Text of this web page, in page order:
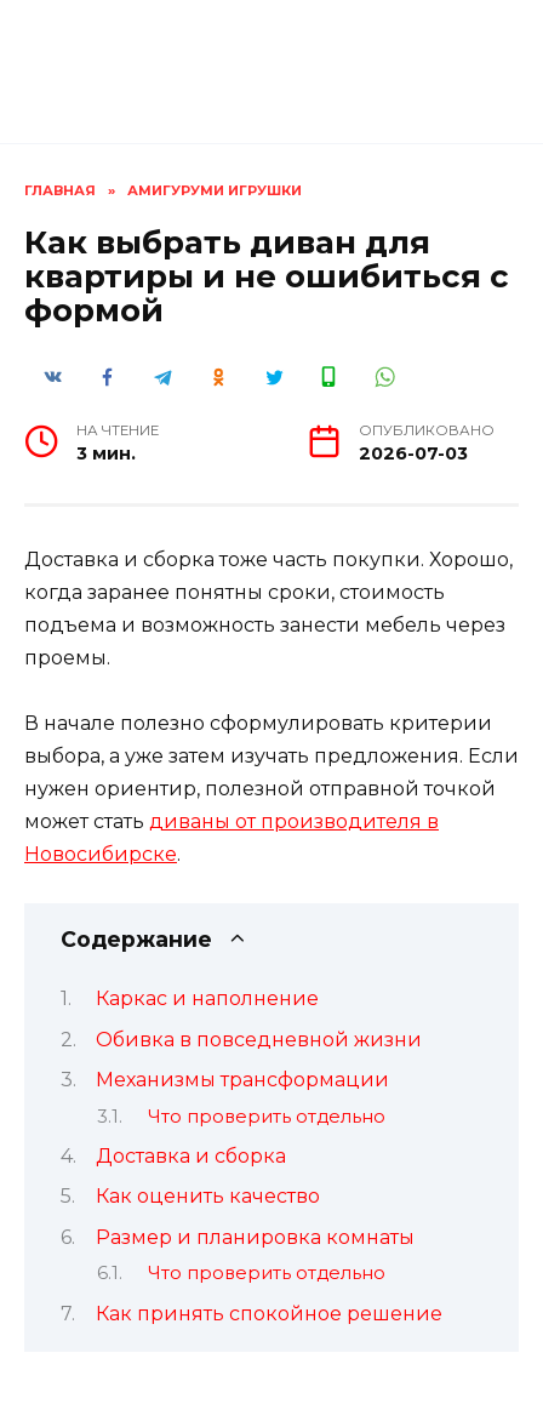
ГЛАВНАЯ » АМИГУРУМИ ИГРУШКИ
Как выбрать диван для
квартиры и не ошибиться с
формой
НА ЧТЕНИЕ
3 мин.
ОПУБЛИКОВАНО
2026-07-03
Доставка и сборка тоже часть покупки. Хорошо,
когда заранее понятны сроки, стоимость
подъема и возможность занести мебель через
проемы.
В начале полезно сформулировать критерии
выбора, а уже затем изучать предложения. Если
нужен ориентир, полезной отправной точкой
может стать диваны от производителя в
Новосибирске.
Содержание
Каркас и наполнение
Обивка в повседневной жизни
Механизмы трансформации
Что проверить отдельно
Доставка и сборка
Как оценить качество
Размер и планировка комнаты
Что проверить отдельно
Как принять спокойное решение